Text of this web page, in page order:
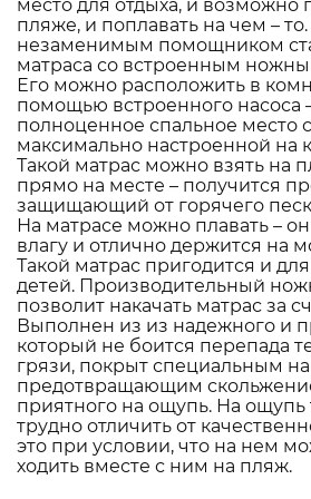
место для отдыха, и возможно
пляже, и поплавать на чем –
незаменимым помощником
матраса со встроенным
Его можно расположить в
помощью встроенного насоса
полноценное спальное место
максимально настроенной на
Такой матрас можно взять на
прямо на месте – получится
защищающий от горячего
На матрасе можно плавать –
влагу и отлично держится на
Такой матрас пригодится и
детей. Производительный
позволит накачать матрас за
Выполнен из из надежного и
который не боится перепада
грязи, покрыт специальным
предотвращающим
приятного на ощупь. На ощупь
трудно отличить от
это при условии, что на нем
ходить вместе с ним на пляж.